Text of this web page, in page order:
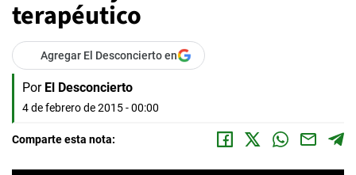
terapéutico
Agregar El Desconcierto en
Por El Desconcierto
4 de febrero de 2015 - 00:00
Comparte esta nota: